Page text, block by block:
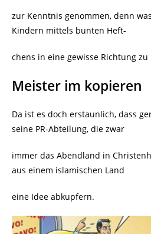
zur Kenntnis genommen, denn
Kindern mittels bunten Heft-
chens in eine gewisse Richtung zu
Meister im kopieren
Da ist es doch erstaunlich, dass
seine PR-Abteilung, die zwar
immer das Abendland in
aus einem islamischen Land
eine Idee abkupfern.